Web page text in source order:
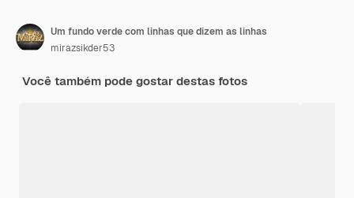
Um fundo verde com linhas que dizem as linhas
mirazsikder53
Você também pode gostar destas fotos